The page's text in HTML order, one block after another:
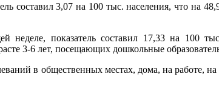
составил 3,07 на 100 тыс. населения, что на
показатель составил 17,33 на 100
3-6 лет, посещающих дошкольные
в общественных местах, дома, на работе,